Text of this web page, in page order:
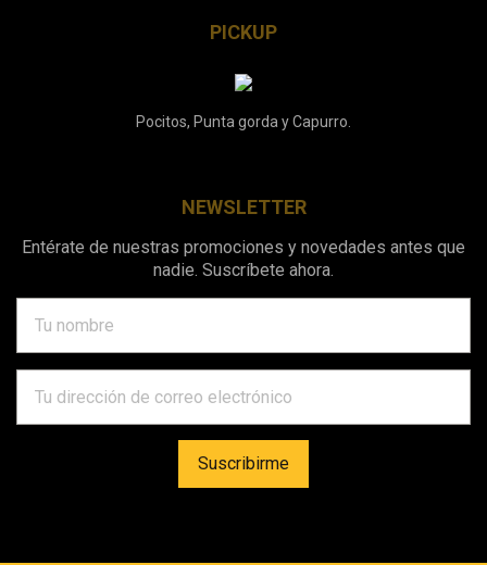
PICKUP
Pocitos, Punta gorda y Capurro.
NEWSLETTER
Entérate de nuestras promociones y novedades antes que
nadie. Suscríbete ahora.